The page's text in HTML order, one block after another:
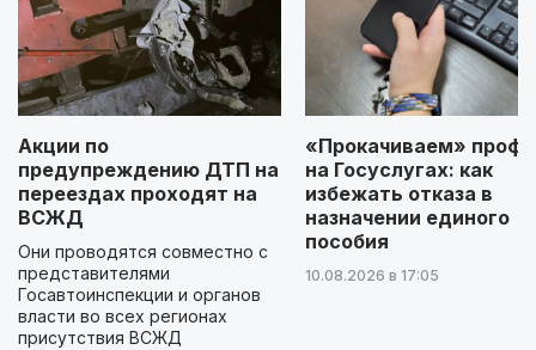
Акции по
предупреждению ДТП на
переездах проходят на
ВСЖД
Они проводятся совместно с
представителями
Госавтоинспекции и органов
власти во всех регионах
присутствия ВСЖД
«Прокачиваем»
на Госуслугах: как
избежать отказа в
назначении единого
пособия
10.08.2026 в 17:05